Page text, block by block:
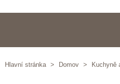
Hlavní stránka > Domov > Kuchyně